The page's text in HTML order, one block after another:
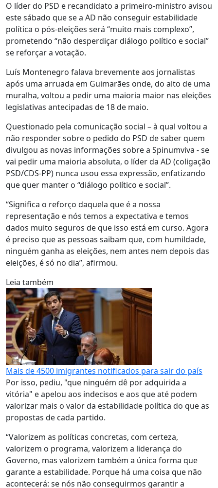
O líder do PSD e recandidato a primeiro-ministro avisou
este sábado que se a AD não conseguir estabilidade
política o pós-eleições será “muito mais complexo”,
prometendo “não desperdiçar diálogo político e social”
se reforçar a votação.
Luís Montenegro falava brevemente aos jornalistas
após uma arruada em Guimarães onde, do alto de uma
muralha, voltou a pedir uma maioria maior nas eleições
legislativas antecipadas de 18 de maio.
Questionado pela comunicação social – à qual voltou a
não responder sobre o pedido do PSD de saber quem
divulgou as novas informações sobre a Spinumviva - se
vai pedir uma maioria absoluta, o líder da AD (coligação
PSD/CDS-PP) nunca usou essa expressão, enfatizando
que quer manter o “diálogo político e social”.
“Significa o reforço daquela que é a nossa
representação e nós temos a expectativa e temos
dados muito seguros de que isso está em curso. Agora
é preciso que as pessoas saibam que, com humildade,
ninguém ganha as eleições, nem antes nem depois das
eleições, é só no dia”, afirmou.
Leia também
Mais de 4500 imigrantes notificados para sair do país
Por isso, pediu, "que ninguém dê por adquirida a
vitória" e apelou aos indecisos e aos que até podem
valorizar mais o valor da estabilidade política do que as
propostas de cada partido.
“Valorizem as políticas concretas, com certeza,
valorizem o programa, valorizem a liderança do
Governo, mas valorizem também a única forma que
garante a estabilidade. Porque há uma coisa que não
acontecerá: se nós não conseguirmos garantir a